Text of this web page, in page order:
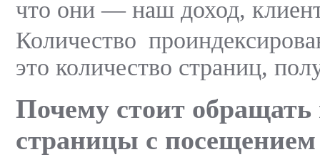
что они — наш доход,
Количество
это количество страниц,
Почему стоит
страницы с посещением